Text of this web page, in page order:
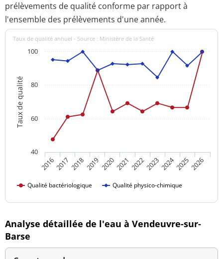
prélèvements de qualité conforme par rapport à
l'ensemble des prélèvements d'une année.
Taux de qualité
Taux de qualité annuel - Source : Ministère de la Santé
Qualité bactériologique Qualité physico-chimique
20162017 201820192020202120222023202420252026
40
60
80
100
Analyse détaillée de l'eau à Vendeuvre-sur-
Barse